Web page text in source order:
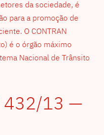
da sociedade, é
para a promoção de
O CONTRAN
é o órgão máximo
Nacional de Trânsito
432/13 —